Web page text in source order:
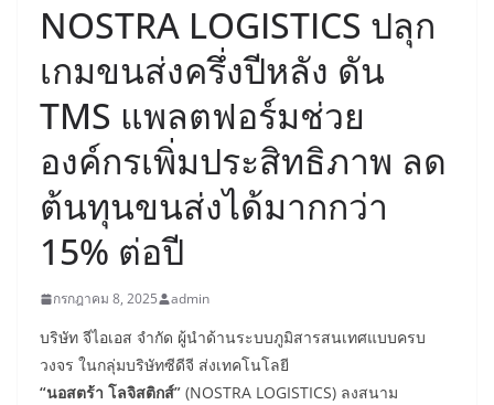
NOSTRA LOGISTICS ปลุก
เกมขนส่งครึ่งปีหลัง ดัน
TMS แพลตฟอร์มช่วย
องค์กรเพิ่มประสิทธิภาพ ลด
ต้นทุนขนส่งได้มากกว่า
15% ต่อปี
กรกฎาคม 8, 2025 admin
บริษัท จีไอเอส จำกัด ผู้นำด้านระบบภูมิสารสนเทศแบบครบ
วงจร ในกลุ่มบริษัทซีดีจี ส่งเทคโนโลยี
“นอสตร้า โลจิสติกส์” (NOSTRA LOGISTICS) ลงสนาม